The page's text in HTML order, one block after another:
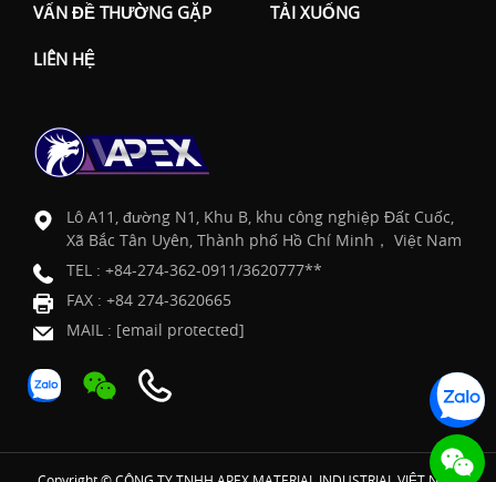
VẤN ĐỀ THƯỜNG GẶP TẢI XUỐNG
LIÊN HỆ
Lô A11, đường N1, Khu B, khu công nghiệp Đất Cuốc,
Xã Bắc Tân Uyên, Thành phố Hồ Chí Minh， Việt Nam
TEL : +84-274-362-0911/3620777**
FAX : +84 274-3620665
MAIL : [email protected]